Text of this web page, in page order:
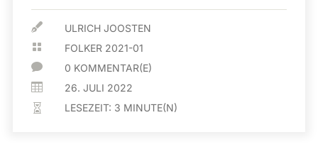
 ULRICH JOOSTEN
 FOLKER 2021-01
 0 KOMMENTAR(E)
 26. JULI 2022
 LESEZEIT: 3 MINUTE(N)